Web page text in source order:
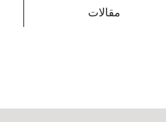
مقالات